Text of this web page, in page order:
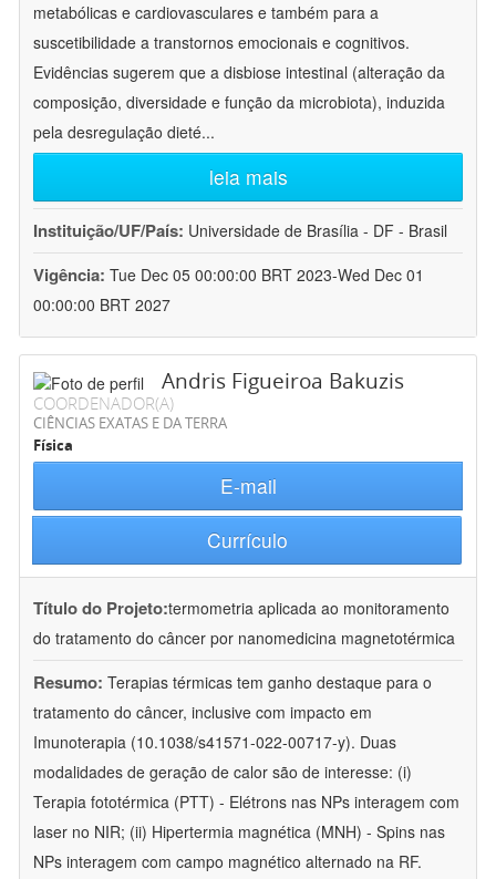
metabólicas e cardiovasculares e também para a
suscetibilidade a transtornos emocionais e cognitivos.
Evidências sugerem que a disbiose intestinal (alteração da
composição, diversidade e função da microbiota), induzida
pela desregulação dieté...
leia mais
Instituição/UF/País: Universidade de Brasília - DF - Brasil
Vigência: Tue Dec 05 00:00:00 BRT 2023-Wed Dec 01
00:00:00 BRT 2027
Andris Figueiroa Bakuzis
COORDENADOR(A)
CIÊNCIAS EXATAS E DA TERRA
Física
E-mail
Currículo
Título do Projeto:termometria aplicada ao monitoramento
do tratamento do câncer por nanomedicina magnetotérmica
Resumo: Terapias térmicas tem ganho destaque para o
tratamento do câncer, inclusive com impacto em
Imunoterapia (10.1038/s41571-022-00717-y). Duas
modalidades de geração de calor são de interesse: (i)
Terapia fototérmica (PTT) - Elétrons nas NPs interagem com
laser no NIR; (ii) Hipertermia magnética (MNH) - Spins nas
NPs interagem com campo magnético alternado na RF.